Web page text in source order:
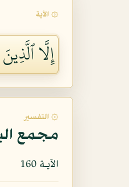
۞ الآية
إِلَّا
۞ التفسير
مجمع
الآيـة 160